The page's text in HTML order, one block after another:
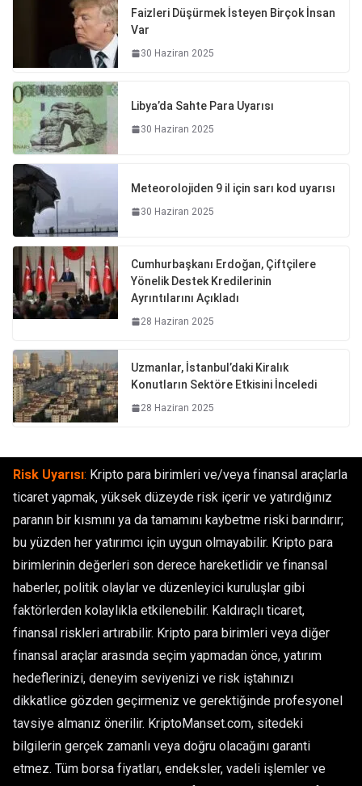
Faizleri Düşürmek İsteyen Birçok İnsan
Var
30 Haziran 2025
Libya’da Sahte Para Uyarısı
30 Haziran 2025
Meteorolojiden 9 il için sarı kod uyarısı
30 Haziran 2025
Cumhurbaşkanı Erdoğan, Çiftçilere
Yönelik Destek Kredilerinin
Ayrıntılarını Açıkladı
28 Haziran 2025
Uzmanlar, İstanbul’daki Kiralık
Konutların Sektöre Etkisini İnceledi
28 Haziran 2025
Risk Uyarısı: Kripto para birimleri ve/veya finansal araçlarla
ticaret yapmak, yüksek düzeyde risk içerir ve yatırdığınız
paranın bir kısmını ya da tamamını kaybetme riski barındırır;
bu yüzden her yatırımcı için uygun olmayabilir. Kripto para
birimlerinin değerleri son derece hareketlidir ve finansal
haberler, politik olaylar ve düzenleyici kuruluşlar gibi
faktörlerden kolaylıkla etkilenebilir. Kaldıraçlı ticaret,
finansal riskleri artırabilir. Kripto para birimleri veya diğer
finansal araçlar arasında seçim yapmadan önce, yatırım
hedeflerinizi, deneyim seviyenizi ve risk iştahınızı
dikkatlice gözden geçirmeniz ve gerektiğinde profesyonel
tavsiye almanız önerilir. KriptoManset.com, sitedeki
bilgilerin gerçek zamanlı veya doğru olacağını garanti
etmez. Tüm borsa fiyatları, endeksler, vadeli işlemler ve